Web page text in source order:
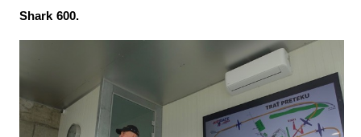
Shark 600.